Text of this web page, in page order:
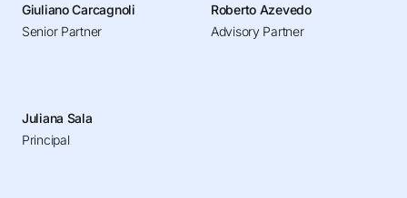
Giuliano Carcagnoli
Senior Partner
Roberto Azevedo
Advisory Partner
Juliana Sala
Principal